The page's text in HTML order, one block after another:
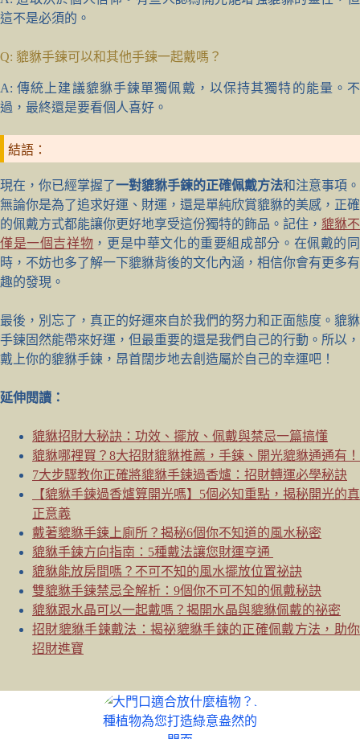
這不是必須的。
Q: 貔貅手鍊可以和其他手鍊一起戴嗎？
A: 傳統上建議貔貅手鍊單獨佩戴，以保持其獨特的能量。不
過，最終還是要看個人喜好。
結語：
現在，你已經掌握了一對貔貅手鍊的正確佩戴方法和注意事項。
無論你是為了追求好運、財運，還是單純欣賞貔貅的美感，正確
的佩戴方式都能讓你更好地享受這份獨特的飾品。記住， 貔貅不
僅是一個吉祥物 ，更是中華文化的重要組成部分。在佩戴的同
時，不妨也多了解一下貔貅背後的文化內涵，相信你會有更多有
趣的發現。
最後，別忘了，真正的好運來自於我們的努力和正面態度。貔貅
手鍊固然能帶來好運，但最重要的還是我們自己的行動。所以，
戴上你的貔貅手鍊，昂首闊步地去創造屬於自己的幸運吧！
延伸閱讀：
貔貅招財大秘訣：功效、擺放、佩戴與禁忌一篇搞懂
貔貅哪裡買？8大招財貔貅推薦，手鍊、開光貔貅通通有！
7大步驟教你正確將貔貅手鍊過香爐：招財轉運必學秘訣
【貔貅手鍊過香爐算開光嗎】5個必知重點，揭秘開光的真
正意義
戴著貔貅手鍊上廁所？揭秘6個你不知道的風水秘密
貔貅手鍊方向指南：5種戴法讓您財運亨通
貔貅能放房間嗎？不可不知的風水擺放位置祕訣
雙貔貅手鍊禁忌全解析：9個你不可不知的佩戴秘訣
貔貅跟水晶可以一起戴嗎？揭開水晶與貔貅佩戴的祕密
招財貔貅手鍊戴法：揭祕貔貅手鍊的正確佩戴方法，助你
招財進寶